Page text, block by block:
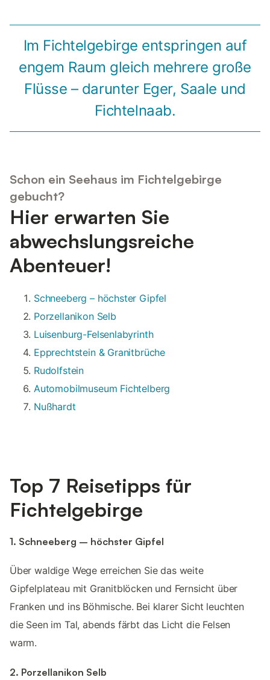
Im Fichtelgebirge entspringen auf
engem Raum gleich mehrere große
Flüsse – darunter Eger, Saale und
Fichtelnaab.
Schon ein Seehaus im Fichtelgebirge
gebucht?
Hier erwarten Sie
abwechslungsreiche
Abenteuer!
Schneeberg – höchster Gipfel
Porzellanikon Selb
Luisenburg-Felsenlabyrinth
Epprechtstein & Granitbrüche
Rudolfstein
Automobilmuseum Fichtelberg
Nußhardt
Top 7 Reisetipps für
Fichtelgebirge
1. Schneeberg – höchster Gipfel
Über waldige Wege erreichen Sie das weite
Gipfelplateau mit Granitblöcken und Fernsicht über
Franken und ins Böhmische. Bei klarer Sicht leuchten
die Seen im Tal, abends färbt das Licht die Felsen
warm.
2. Porzellanikon Selb